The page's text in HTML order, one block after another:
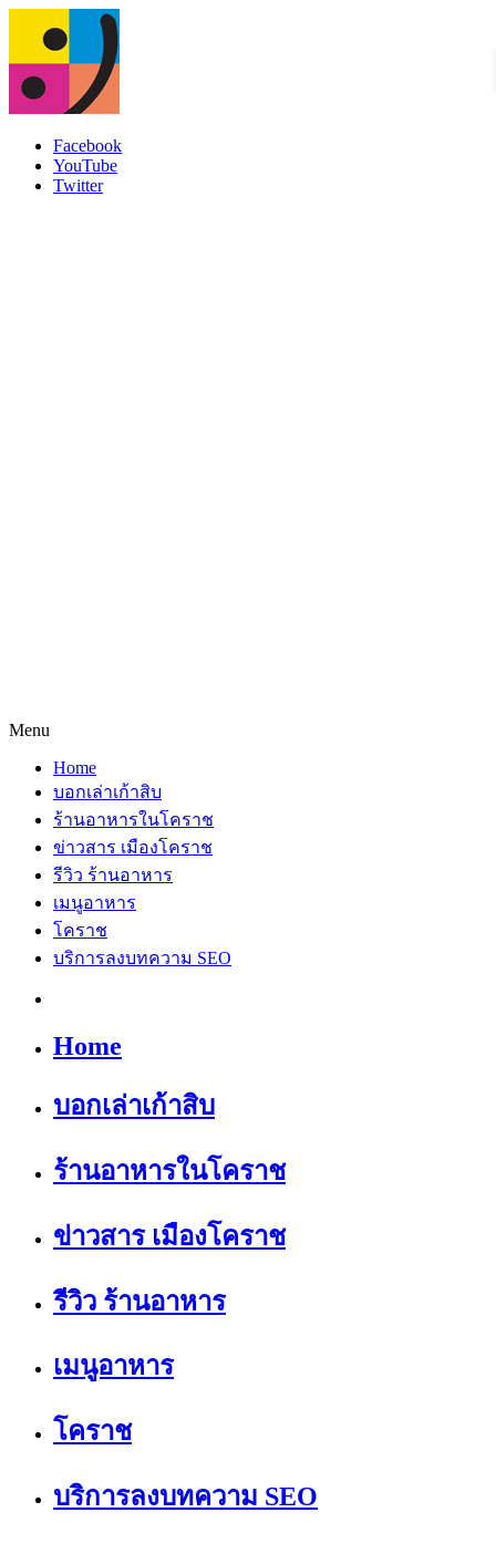
Facebook
YouTube
Twitter
Menu
Home
บอกเล่าเก้าสิบ
ร้านอาหารในโคราช
ข่าวสาร เมืองโคราช
รีวิว ร้านอาหาร
เมนูอาหาร
โคราช
บริการลงบทความ SEO
Home
บอกเล่าเก้าสิบ
ร้านอาหารในโคราช
ข่าวสาร เมืองโคราช
รีวิว ร้านอาหาร
เมนูอาหาร
โคราช
บริการลงบทความ SEO